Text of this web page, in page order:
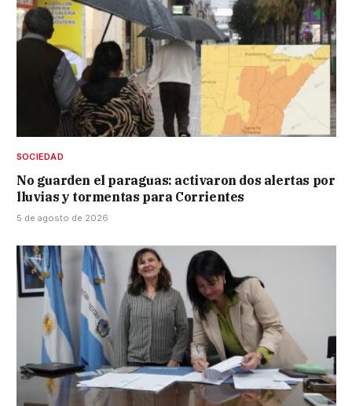
SOCIEDAD
No guarden el paraguas: activaron dos alertas por
lluvias y tormentas para Corrientes
5 de agosto de 2026